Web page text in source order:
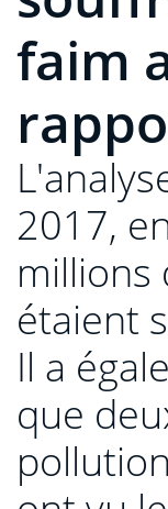
faim
2017,
millions
étaient
Il a
que